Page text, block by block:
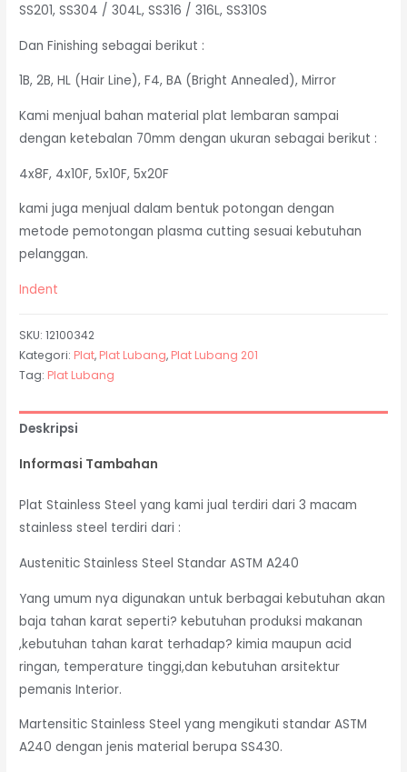
SS201, SS304 / 304L, SS316 / 316L, SS310S
Dan Finishing sebagai berikut :
1B, 2B, HL (Hair Line), F4, BA (Bright Annealed), Mirror
Kami menjual bahan material plat lembaran sampai
dengan ketebalan 70mm dengan ukuran sebagai berikut :
4x8F, 4x10F, 5x10F, 5x20F
kami juga menjual dalam bentuk potongan dengan
metode pemotongan plasma cutting sesuai kebutuhan
pelanggan.
Indent
SKU:12100342
Kategori: Plat, Plat Lubang, Plat Lubang 201
Tag: Plat Lubang
Deskripsi
Informasi Tambahan
Plat Stainless Steel yang kami jual terdiri dari 3 macam
stainless steel terdiri dari :
Austenitic Stainless Steel Standar ASTM A240
Yang umum nya digunakan untuk berbagai kebutuhan akan
baja tahan karat seperti? kebutuhan produksi makanan
,kebutuhan tahan karat terhadap? kimia maupun acid
ringan, temperature tinggi,dan kebutuhan arsitektur
pemanis Interior.
Martensitic Stainless Steel yang mengikuti standar ASTM
A240 dengan jenis material berupa SS430.